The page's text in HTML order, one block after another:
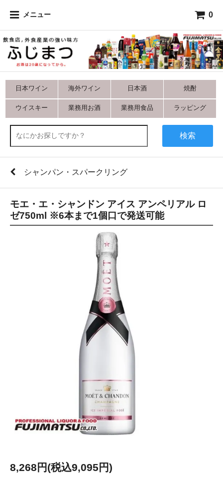
メニュー 0
日本ワイン 海外ワイン 日本酒 焼酎
ウイスキー 業務用お酒 業務用食品 ラッピング
検索
シャンパン・スパークリング
モエ・エ・シャンドン アイス アンペリアル ロ
ゼ750ml ※6本まで1個口で発送可能
8,268円(税込9,095円)